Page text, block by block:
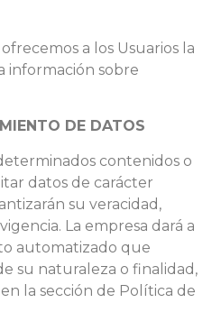
a los Usuarios la
información sobre
DE DATOS
contenidos o
datos de carácter
su veracidad,
La empresa dará a
automatizado que
su naturaleza o finalidad,
la sección de Política de